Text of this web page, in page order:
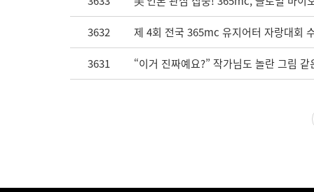
3632 제 4회 전국 365mc 유지어터 자랑대회
3631 “이거 진짜예요?” 작가님도 놀란 그림